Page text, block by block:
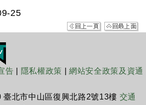
25
告 隱私權政策 |網站安全政策及資通
北市中山區復興北路2號13樓 交通